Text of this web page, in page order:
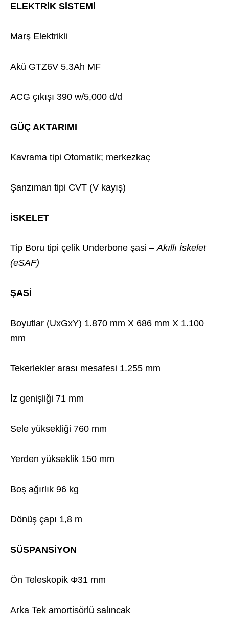
ELEKTRİK SİSTEMİ
Marş Elektrikli
Akü GTZ6V 5.3Ah MF
ACG çıkışı 390 w/5,000 d/d
GÜÇ AKTARIMI
Kavrama tipi Otomatik; merkezkaç
Şanzıman tipi CVT (V kayış)
İSKELET
Tip Boru tipi çelik Underbone şasi – Akıllı İskelet
(eSAF)
ŞASİ
Boyutlar (UxGxY) 1.870 mm X 686 mm X 1.100
mm
Tekerlekler arası mesafesi 1.255 mm
İz genişliği 71 mm
Sele yüksekliği 760 mm
Yerden yükseklik 150 mm
Boş ağırlık 96 kg
Dönüş çapı 1,8 m
SÜSPANSİYON
Ön Teleskopik Φ31 mm
Arka Tek amortisörlü salıncak